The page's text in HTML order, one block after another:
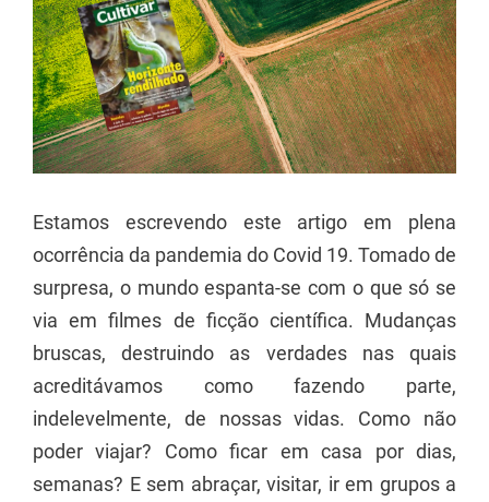
Image
Estamos escrevendo este artigo em plena
ocorrência da pandemia do Covid 19. Tomado de
surpresa, o mundo espanta-se com o que só se
via em filmes de ficção científica. Mudanças
bruscas, destruindo as verdades nas quais
acreditávamos como fazendo parte,
indelevelmente, de nossas vidas. Como não
poder viajar? Como ficar em casa por dias,
semanas? E sem abraçar, visitar, ir em grupos a